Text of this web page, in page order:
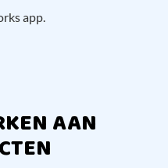
app.
AAN